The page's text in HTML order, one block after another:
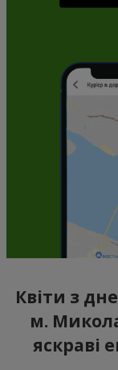
Квіти з
м.
яскраві